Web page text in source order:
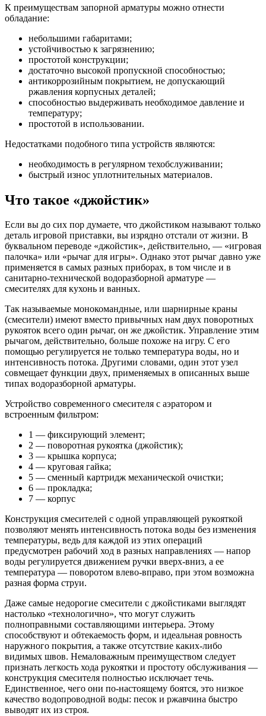
К преимуществам запорной арматуры можно отнести
обладание:
небольшими габаритами;
устойчивостью к загрязнению;
простотой конструкции;
достаточно высокой пропускной способностью;
антикоррозийным покрытием, не допускающий
ржавления корпусных деталей;
способностью выдерживать необходимое давление и
температуру;
простотой в использовании.
Недостатками подобного типа устройств являются:
необходимость в регулярном техобслуживании;
быстрый износ уплотнительных материалов.
Что такое «джойстик»
Если вы до сих пор думаете, что джойстиком называют только
деталь игровой приставки, вы изрядно отстали от жизни. В
буквальном переводе «джойстик», действительно, — «игровая
палочка» или «рычаг для игры». Однако этот рычаг давно уже
применяется в самых разных приборах, в том числе и в
санитарно-технической водоразборной арматуре —
смесителях для кухонь и ванных.
Так называемые монокомандные, или шарнирные краны
(смесители) имеют вместо привычных нам двух поворотных
рукояток всего один рычаг, он же джойстик. Управление этим
рычагом, действительно, больше похоже на игру. С его
помощью регулируется не только температура воды, но и
интенсивность потока. Другими словами, один этот узел
совмещает функции двух, применяемых в описанных выше
типах водоразборной арматуры.
Устройство современного смесителя с аэратором и
встроенным фильтром:
1 — фиксирующий элемент;
2 — поворотная рукоятка (джойстик);
3 — крышка корпуса;
4 — круговая гайка;
5 — сменный картридж механической очистки;
6 — прокладка;
7 — корпус
Конструкция смесителей с одной управляющей рукояткой
позволяют менять интенсивность потока воды без изменения
температуры, ведь для каждой из этих операций
предусмотрен рабочий ход в разных направлениях — напор
воды регулируется движением ручки вверх-вниз, а ее
температура — поворотом влево-вправо, при этом возможна
разная форма струи.
Даже самые недорогие смесители с джойстиками выглядят
настолько «технологично», что могут служить
полноправными составляющими интерьера. Этому
способствуют и обтекаемость форм, и идеальная ровность
наружного покрытия, а также отсутствие каких-либо
видимых швов. Немаловажным преимуществом следует
признать легкость хода рукоятки и простоту обслуживания —
конструкция смесителя полностью исключает течь.
Единственное, чего они по-настоящему боятся, это низкое
качество водопроводной воды: песок и ржавчина быстро
выводят их из строя.